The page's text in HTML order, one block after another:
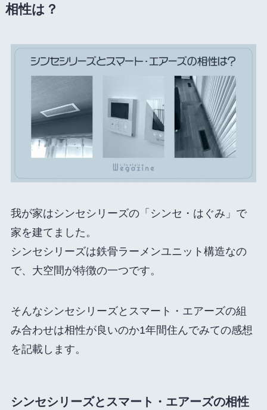
相性は？
我が家はシンセシリーズの「シンセ・はぐみ」で
家を建てました。
シンセシリーズは鉄骨ラーメンユニット構造なの
で、大空間が特徴の一つです。
そんなシンセシリーズとスマート・エアーズの組
み合わせは相性が良いのか1年間住んでみての感想
を記載します。
シンセシリーズとスマート・エアーズの相性